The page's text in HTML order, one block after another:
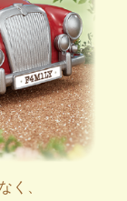
く、